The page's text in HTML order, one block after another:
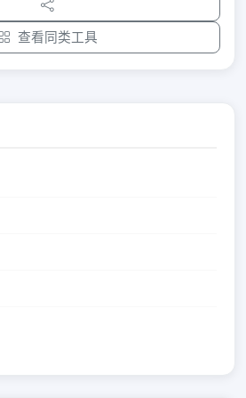
查看同类工具